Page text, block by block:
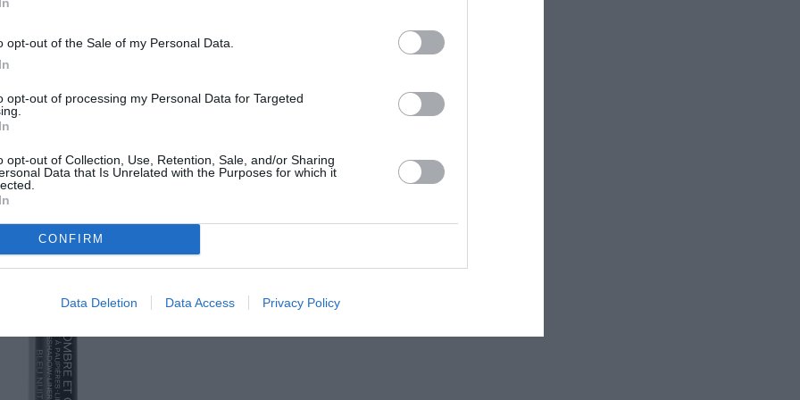
opt-out of the Sale of my Personal Data.
opt-out of processing my Personal Data for Targeted
opt-out of Collection, Use, Retention, Sale, and/or Sharing
Data that Is Unrelated with the Purposes for which it
CONFIRM
Data Deletion Data Access Privacy Policy
Pati Dubroff εφάρμοσε το προϊόν στις ρίζες
εσωτερική γωνία του ματιού προς την